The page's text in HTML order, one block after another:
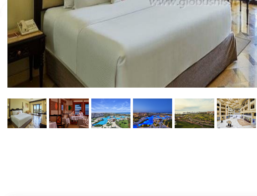
Psakoudia
Metamorfozis
Nikiti
Neos Marmaras
Toroni
Kalamitsi
Salonikiou
Krf
Tasos
Evia
Lefkada
Skijatos
Pilion
Ohrid